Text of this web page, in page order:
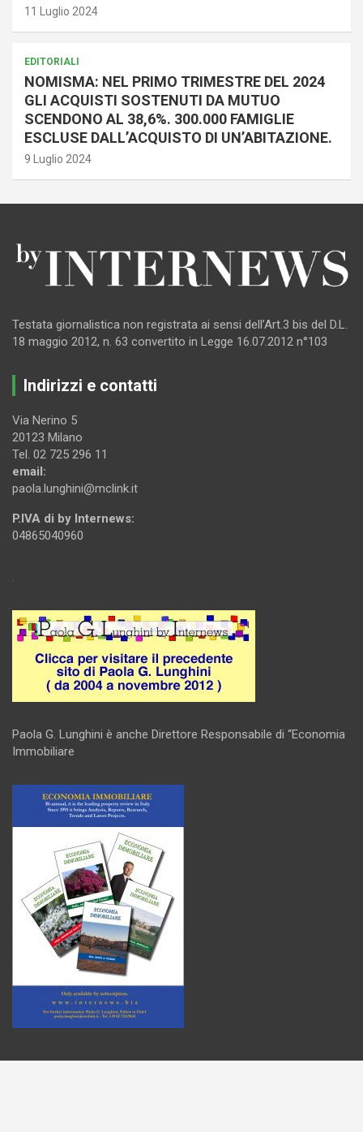
11 Luglio 2024
EDITORIALI
NOMISMA: NEL PRIMO TRIMESTRE DEL 2024
GLI ACQUISTI SOSTENUTI DA MUTUO
SCENDONO AL 38,6%. 300.000 FAMIGLIE
ESCLUSE DALL’ACQUISTO DI UN’ABITAZIONE.
9 Luglio 2024
Testata giornalistica non registrata ai sensi dell’Art.3 bis del D.L.
18 maggio 2012, n. 63 convertito in Legge 16.07.2012 n°103
Indirizzi e contatti
Via Nerino 5
20123 Milano
Tel. 02 725 296 11
email:
paola.lunghini@mclink.it
P.IVA di by Internews:
04865040960
Paola G. Lunghini è anche Direttore Responsabile di “Economia
Immobiliare